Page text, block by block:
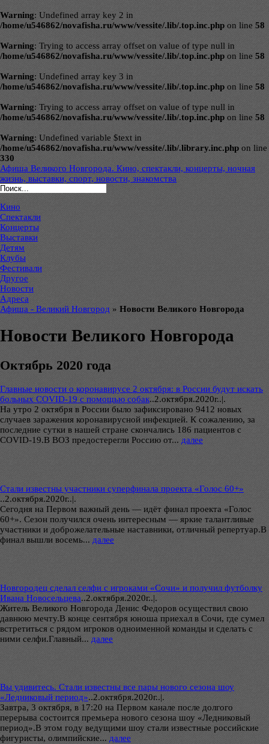
Warning: Undefined array key 2 in
/home/u546862/novafisha.ru/www/vessite/.lib/.top.inc.php on line 58
Warning: Trying to access array offset on value of type null in
/home/u546862/novafisha.ru/www/vessite/.lib/.top.inc.php on line 58
Warning: Undefined array key 3 in
/home/u546862/novafisha.ru/www/vessite/.lib/.top.inc.php on line 58
Warning: Trying to access array offset on value of type null in
/home/u546862/novafisha.ru/www/vessite/.lib/.top.inc.php on line 58
Warning: Undefined variable $text in
/home/u546862/novafisha.ru/www/vessite/.lib/.library.inc.php on line
330
Афиша Великого Новгорода. Кино, спектакли, концерты, ночная
жизнь, выставки, спорт, новости, знакомства
Кино
Спектакли
Концерты
Выставки
Детям
Клубы
Фестивали
Другое
Новости
Адреса
Афиша - Великий Новгород » Новости Великого Новгорода
Новости Великого Новгорода
Октябрь 2020 года
Главные новости о коронавирусе 2 октября: в России будут искать
больных COVID-19 с помощью собак..2.октября.2020г..|.
На утро 2 октября в России было зафиксировано 9412 новых
случаев заражения коронавирусной инфекцией. К сожалению, за
последние сутки в нашей стране скончались 186 пациентов с
COVID-19.В ВОЗ предостерегли Россию от... далее
Стали известны участники суперфинала проекта «Голос 60+»
..2.октября.2020г..|.
Сегодня на Первом важный день — идёт финал проекта «Голос
60+». Сезон получился очень интересным — яркие талантливые
участники и доброжелательные наставники, отличный репертуар.В
финал вышли восемь... далее
Новгородец сделал селфи с игроками «Сочи» и получил футболку
Ивана Новосельцева..2.октября.2020г..|.
Житель Великого Новгорода Денис Федоров осуществил свою
давнюю мечту.В конце сентября юноша приехал в Сочи, где сумел
встретиться с рядом игроков одноименной команды и сделать с
ними селфи.Главный... далее
Вы удивитесь. Стали известны все пары нового сезона шоу
«Ледниковый период»..2.октября.2020г..|.
Завтра, 3 октября, в 17:20 на Первом канале после долгого
перерыва состоится премьера нового сезона шоу «Ледниковый
период».В этом году ведущими шоу стали известные российские
фигуристы, олимпийские... далее